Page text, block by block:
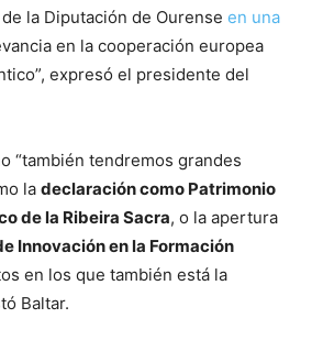
la Diputación de Ourense en una
en la cooperación europea
expresó el presidente del
“también tendremos grandes
la declaración como Patrimonio
de la Ribeira Sacra, o la apertura
Innovación en la Formación
en los que también está la
Baltar.